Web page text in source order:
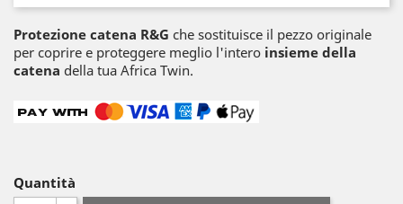
Protezione catena R&G che sostituisce il pezzo originale
per coprire e proteggere meglio l'intero insieme della
catena della tua Africa Twin.
Quantità